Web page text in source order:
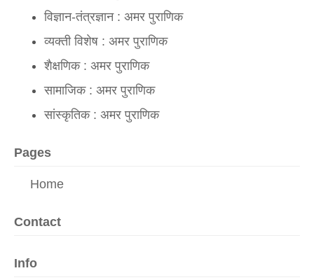
विज्ञान-तंत्रज्ञान : अमर पुराणिक
व्यक्ती विशेष : अमर पुराणिक
शैक्षणिक : अमर पुराणिक
सामाजिक : अमर पुराणिक
सांस्कृतिक : अमर पुराणिक
Pages
Home
Contact
Info